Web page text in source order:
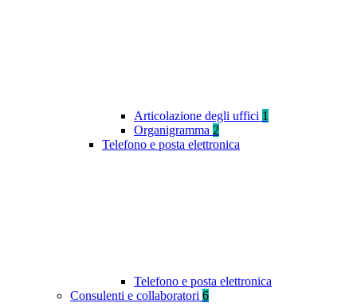
Articolazione degli uffici 1
Organigramma 2
Telefono e posta elettronica
Telefono e posta elettronica
Consulenti e collaboratori 6